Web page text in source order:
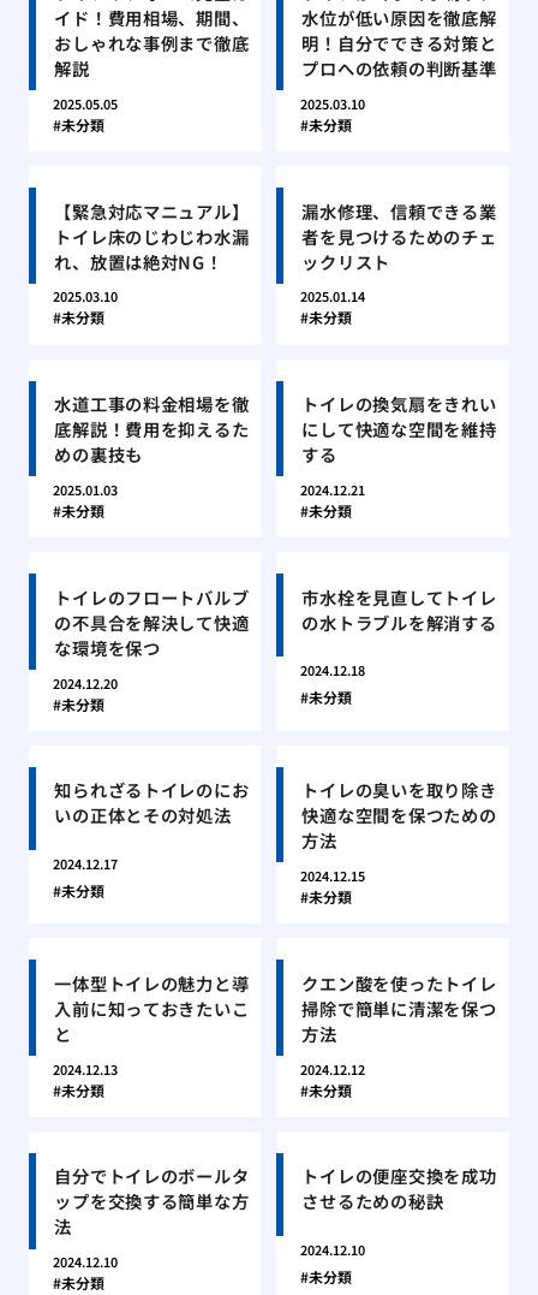
イド！費用相場、期間、
おしゃれな事例まで徹底
解説
2025.05.05
未分類
水位が低い原因を徹底解
明！自分でできる対策と
プロへの依頼の判断基準
2025.03.10
未分類
【緊急対応マニュアル】
トイレ床のじわじわ水漏
れ、放置は絶対NG！
2025.03.10
未分類
漏水修理、信頼できる業
者を見つけるためのチェ
ックリスト
2025.01.14
未分類
水道工事の料金相場を徹
底解説！費用を抑えるた
めの裏技も
2025.01.03
未分類
トイレの換気扇をきれい
にして快適な空間を維持
する
2024.12.21
未分類
トイレのフロートバルブ
の不具合を解決して快適
な環境を保つ
2024.12.20
未分類
市水栓を見直してトイレ
の水トラブルを解消する
2024.12.18
未分類
知られざるトイレのにお
いの正体とその対処法
2024.12.17
未分類
トイレの臭いを取り除き
快適な空間を保つための
方法
2024.12.15
未分類
一体型トイレの魅力と導
入前に知っておきたいこ
と
2024.12.13
未分類
クエン酸を使ったトイレ
掃除で簡単に清潔を保つ
方法
2024.12.12
未分類
自分でトイレのボールタ
ップを交換する簡単な方
法
2024.12.10
未分類
トイレの便座交換を成功
させるための秘訣
2024.12.10
未分類